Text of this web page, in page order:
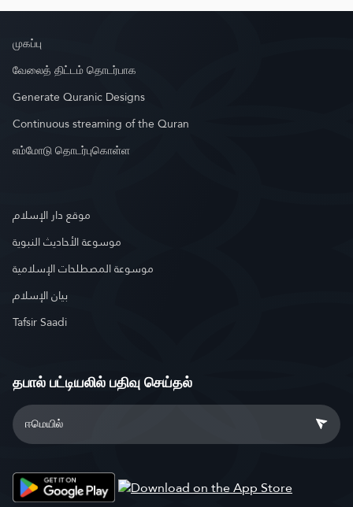
முகப்பு
வேலைத் திட்டம் தொடர்பாக
Generate Quranic Designs
Continuous streaming of the Quran
எம்மோடு தொடர்புகொள்ள
موقع دار الإسلام
موسوعة الأحاديث النبوية
موسوعة المصطلحات الإسلامية
بيان الإسلام
Tafsir Saadi
தபால் பட்டியலில் பதிவு செய்தல்